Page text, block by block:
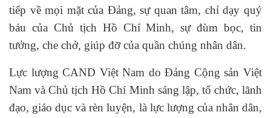
tiếp về mọi mặt của Đảng, sự quan tâm, chỉ dạy quý
báu của Chủ tịch Hồ Chí Minh, sự đùm bọc, tin
tưởng, che chở, giúp đỡ của quần chúng nhân dân.
Lực lượng CAND Việt Nam do Đảng Cộng sản Việt
Nam và Chủ tịch Hồ Chí Minh sáng lập, tổ chức, lãnh
đạo, giáo dục và rèn luyện, là lực lượng của nhân dân,